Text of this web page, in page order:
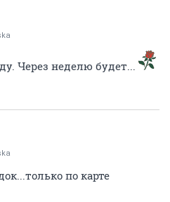
Через неделю будет...
по карте